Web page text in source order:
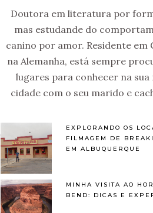
Doutora em literatura por
mas estudande do
canino por amor. Residente em
na Alemanha, está sempre
lugares para conhecer na sua
cidade com o seu marido e
EXPLORANDO OS
FILMAGEM DE
EM ALBUQUERQUE
MINHA VISITA AO
BEND: DICAS E